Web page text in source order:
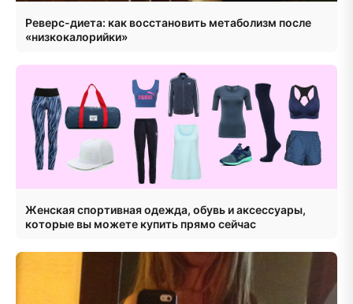
Реверс-диета: как восстановить метаболизм после
«низкокалорийки»
Женская спортивная одежда, обувь и аксессуары,
которые вы можете купить прямо сейчас